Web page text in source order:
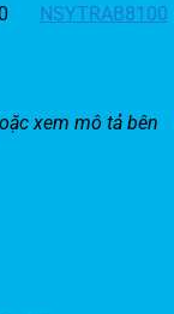
NSYTRAB8100
xem mô tả bên